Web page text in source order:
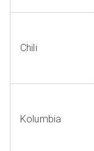
Chili
Kolumbia